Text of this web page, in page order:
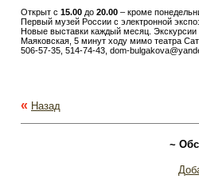
Открыт с 15.00 до 20.00 – кроме
Первый музей России с электронной
Новые выставки каждый месяц.
Маяковская, 5 минут ходу мимо театра
506-57-35, 514-74-43, dom-
« Назад
~